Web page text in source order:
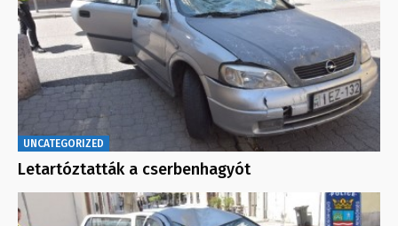
UNCATEGORIZED
Letartóztatták a cserbenhagyót